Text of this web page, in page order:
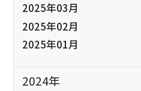
2025年03月
2025年02月
2025年01月
2024年